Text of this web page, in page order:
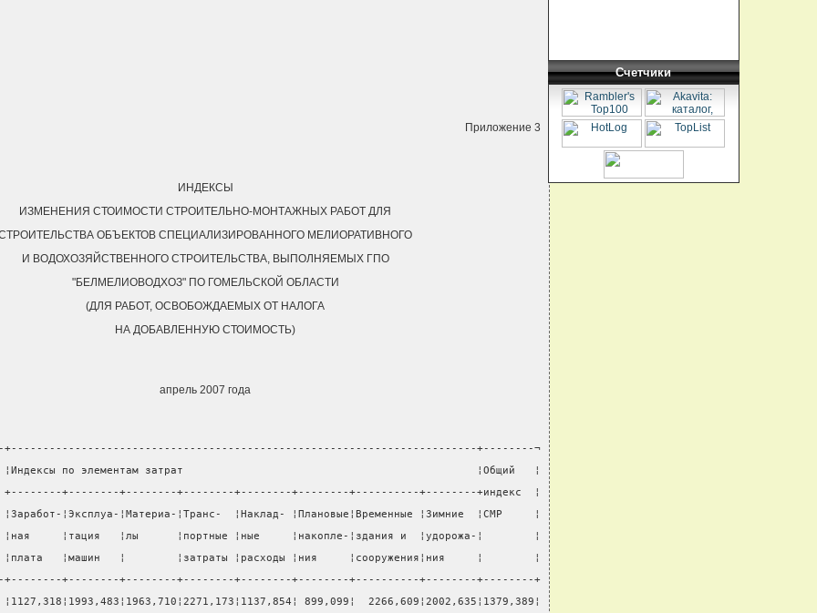
Приложение 3
ИНДЕКСЫ
ИЗМЕНЕНИЯ СТОИМОСТИ СТРОИТЕЛЬНО-МОНТАЖНЫХ РАБОТ ДЛЯ
ОБЪЕКТОВ СПЕЦИАЛИЗИРОВАННОГО МЕЛИОРАТИВНОГО
И ВОДОХОЗЯЙСТВЕННОГО СТРОИТЕЛЬСТВА, ВЫПОЛНЯЕМЫХ ГПО
"БЕЛМЕЛИОВОДХОЗ" ПО ГОМЕЛЬСКОЙ ОБЛАСТИ
(ДЛЯ РАБОТ, ОСВОБОЖДАЕМЫХ ОТ НАЛОГА
НА ДОБАВЛЕННУЮ СТОИМОСТЬ)
апрель 2007 года
+-------------------------------------------------------------------------+--------¬
¦Индексы по элементам затрат                                              ¦Общий   ¦
+--------+--------+--------+--------+--------+--------+----------+--------+индекс  ¦
¦Эксплуа-¦Материа-¦Транс-  ¦Наклад- ¦Плановые¦Временные ¦Зимние  ¦СМР     ¦
¦тация   ¦лы      ¦портные ¦ные     ¦накопле-¦здания и  ¦удорожа-¦        ¦
¦машин   ¦        ¦затраты ¦расходы ¦ния     ¦сооружения¦ния     ¦        ¦
+--------+--------+--------+--------+--------+----------+--------+--------+
899,099¦  2266,609¦2002,635¦1379,389¦
Счетчики